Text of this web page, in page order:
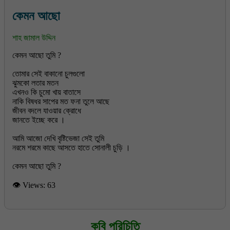
কেমন আছো
শাহ জামাল উদ্দিন
কেমন আছো তুমি ?
তোমার সেই বাকানো চুলগুলো
ঝুমকো লতার মতন
এখনও কি চুমো খায় বাতাসে
নাকি বিষধর সাপের মত ফনা তুলে আছে
জীবন বদলে যাওয়ার ক্রোধে
জানতে ইচ্ছে করে ।
আমি আজো দেখি বৃষ্টিভেজা সেই তুমি
নরমে শরমে কাছে আসতে হাতে সোনালী চুড়ি ।
👁 Views: 63
কবি পরিচিতি